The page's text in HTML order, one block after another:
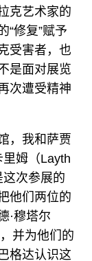
克艺术家的
“修复”赋予
受害者，也
是面对展览
次遭受精神
，我和萨贾
里姆（Layth
次参展的
他们两位的
·穆塔尔
并为他们的
格达认识这